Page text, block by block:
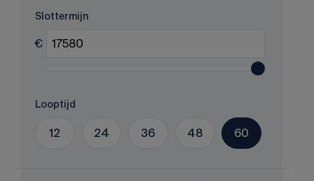
Slottermijn
€
Looptijd
12 24 36 48 60